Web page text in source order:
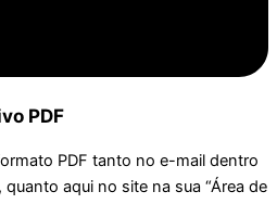
PDF
PDF tanto no e-mail dentro
aqui no site na sua “Área de